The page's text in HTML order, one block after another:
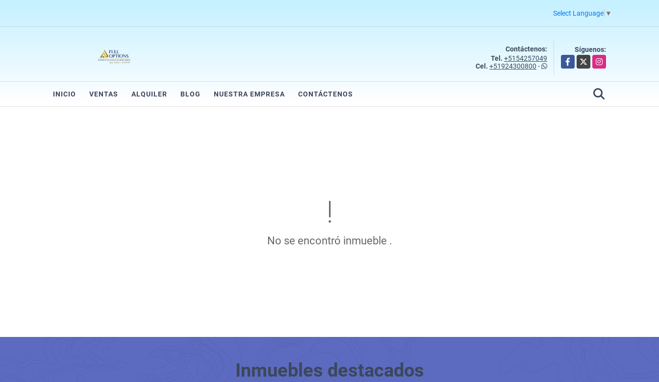
Select Language ▼
Contáctenos:
Tel. +5154257049
Cel. +51924300800 -
Síguenos:
Facebook
X Instagram
INICIO VENTAS ALQUILER BLOG NUESTRA EMPRESA CONTÁCTENOS
No se encontró inmueble .
Inmuebles destacados